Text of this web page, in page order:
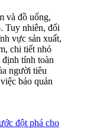
và đồ uống,
Tuy nhiên, đối
vực sản xuất,
chi tiết nhỏ
tính toàn
người tiêu
bảo quản